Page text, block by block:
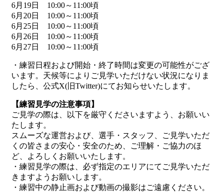
6月19日 10:00～11:00頃
6月20日 10:00～11:00頃
6月25日 10:00～11:00頃
6月26日 10:00～11:00頃
6月27日 10:00～11:00頃
・練習日程および開始・終了時間は変更の可能性がござ
います。天候等によりご見学いただけない状況になりま
したら、公式X(旧Twitter)にてお知らせいたします。
【練習見学の注意事項】
ご見学の際は、以下を厳守くださいますよう、お願いい
たします。
スムーズな運営および、選手・スタッフ、ご見学いただ
くの皆さまの安心・安全のため、ご理解・ご協力のほ
ど、よろしくお願いいたします。
・練習見学の際は、必ず指定のエリアにてご見学いただ
きますようお願いします。
・練習中の静止画および動画の撮影はご遠慮ください。